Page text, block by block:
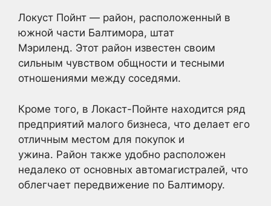
Локуст Пойнт — район, расположенный в
южной части Балтимора, штат
Мэриленд. Этот район известен своим
сильным чувством общности и тесными
отношениями между соседями.
Кроме того, в Локаст-Пойнте находится ряд
предприятий малого бизнеса, что делает его
отличным местом для покупок и
ужина. Район также удобно расположен
недалеко от основных автомагистралей, что
облегчает передвижение по Балтимору.